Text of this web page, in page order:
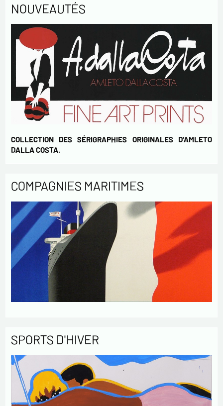
NOUVEAUTÉS
COLLECTION DES SÉRIGRAPHIES ORIGINALES D'AMLETO
DALLA COSTA.
COMPAGNIES MARITIMES
SPORTS D'HIVER